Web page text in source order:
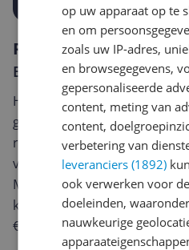
Reviews
Er zijn nog geen reviews
Heb jij dit product in bezit en
geven? Start dan hieronder
review. Afhankelijk van de
van een review gemiddeld
Met jouw mening help je
keuze te maken én maak je
€250,-!
Klik hier voor de
op uw apparaat op te
en om
zoals uw IP-adres,
en browsegegevens,
gepersonaliseerde
content, meting van
content,
verbetering van
leveranciers (1892)
ook verwerken voor
doeleinden,
nauwkeurige